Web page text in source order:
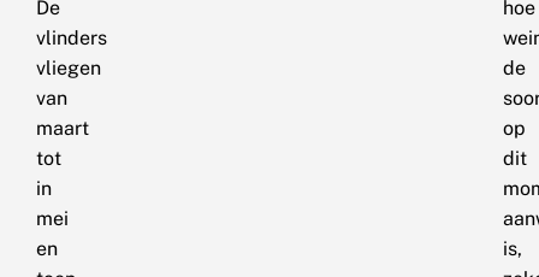
De
vlinders
vliegen
van
maart
tot
in
mei
en
hoe
de
op
dit
is,